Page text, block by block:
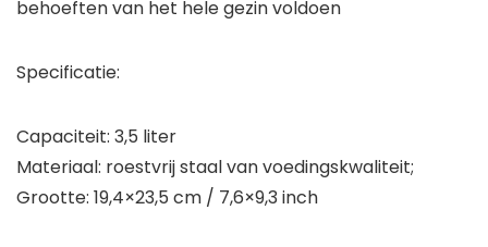
behoeften van het hele gezin voldoen
Specificatie:
Capaciteit: 3,5 liter
Materiaal: roestvrij staal van voedingskwaliteit;
Grootte: 19,4×23,5 cm / 7,6×9,3 inch